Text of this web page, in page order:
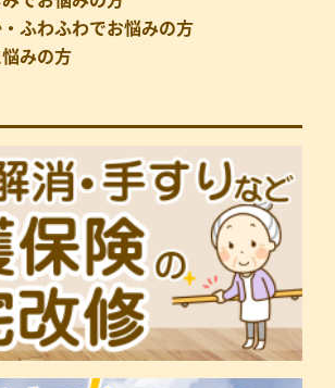
ふわふわでお悩みの方
みの方